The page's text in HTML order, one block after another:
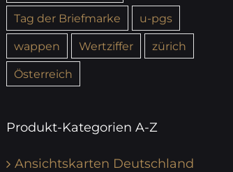
Tag der Briefmarke
u-pgs
wappen
Wertziffer
zürich
Österreich
Produkt-Kategorien A-Z
Ansichtskarten Deutschland